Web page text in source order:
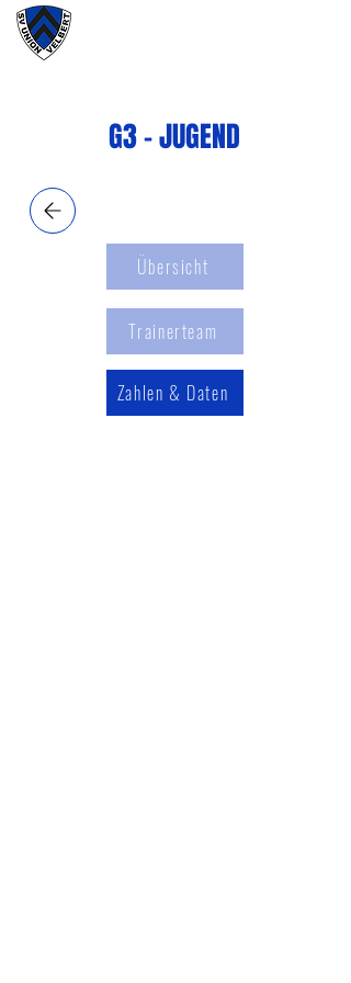
G3 - JUGEND
Übersicht
Trainerteam
Zahlen & Daten